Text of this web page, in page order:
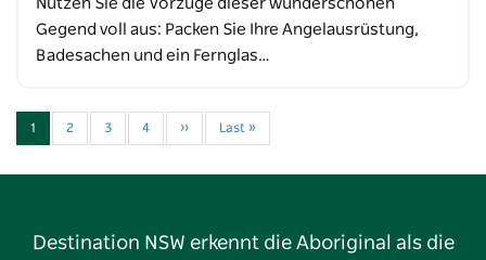
Nutzen Sie die Vorzüge dieser wunderschönen
Gegend voll aus: Packen Sie Ihre Angelausrüstung,
Badesachen und ein Fernglas…
1 2 3 4 ›› Last »
Destination NSW erkennt die Aboriginal als die